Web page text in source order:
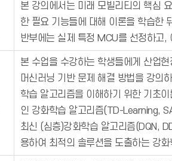
본 강의에서는 미래 모빌리티의 핵심
한 필요 기능들에 대해 이론을 학습한
반부에는 실제 특정 MCU를 선정하고,
본 수업을 수강하는 학생들에게 산업
머신러닝 기반 문제 해결 방법을 강의
학습 알고리즘을 이해하기 위한 기초
인 강화학습 알고리즘(TD-Learning,
최신 (심층)강화학습 알고리즘(DQN,
용하여 최적의 솔루션을 도출하는 강